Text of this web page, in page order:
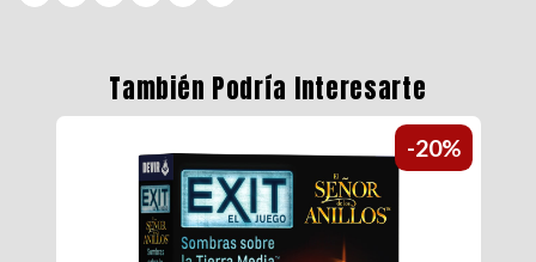
También Podría Interesarte
-20%